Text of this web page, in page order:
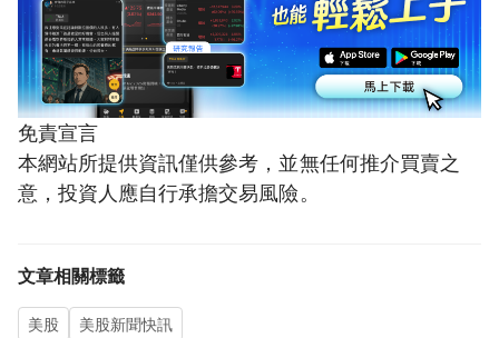
免責宣言
本網站所提供資訊僅供參考，並無任何推介買賣之
意，投資人應自行承擔交易風險。
文章相關標籤
美股 美股新聞快訊